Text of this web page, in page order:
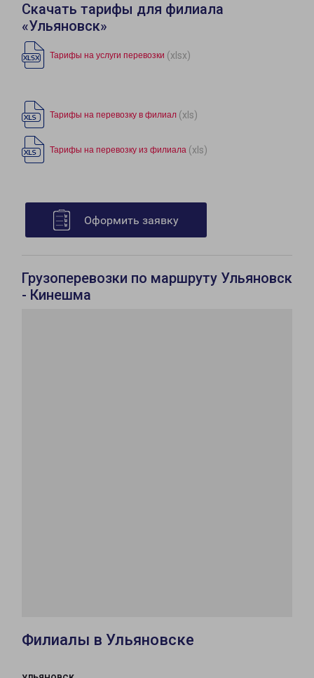
Скачать тарифы для филиала
«Ульяновск»
Тарифы на услуги перевозки (xlsx)
Тарифы на перевозку в филиал (xls)
Тарифы на перевозку из филиала (xls)
Оформить заявку
Грузоперевозки по маршруту Ульяновск
- Кинешма
Филиалы в Ульяновске